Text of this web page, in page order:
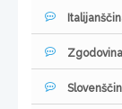
Zgodovina